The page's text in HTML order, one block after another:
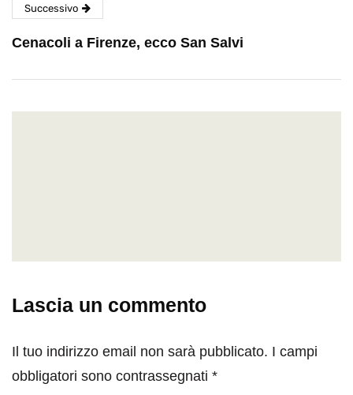
Successivo
Cenacoli a Firenze, ecco San Salvi
Lascia un commento
Il tuo indirizzo email non sarà pubblicato. I campi
obbligatori sono contrassegnati *